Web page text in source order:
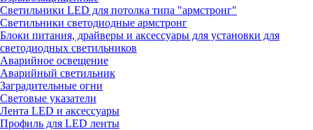
Светильники LED для потолка типа "армстронг"
Светильники светодиодные армстронг
Блоки питания, драйверы и аксессуары для установки для
светодиодных светильников
Аварийное освещение
Аварийный светильник
Заградительные огни
Световые указатели
Лента LED и аксессуары
Профиль для LED ленты